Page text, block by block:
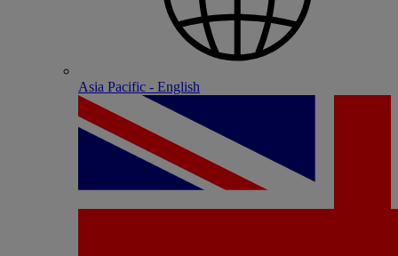
Asia Pacific - English